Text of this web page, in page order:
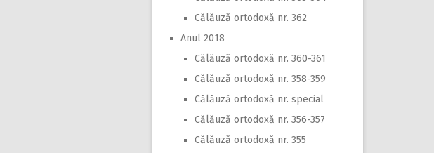
Călăuză ortodoxă nr. 362
Anul 2018
Călăuză ortodoxă nr. 360-361
Călăuză ortodoxă nr. 358-359
Călăuză ortodoxă nr. special
Călăuză ortodoxă nr. 356-357
Călăuză ortodoxă nr. 355